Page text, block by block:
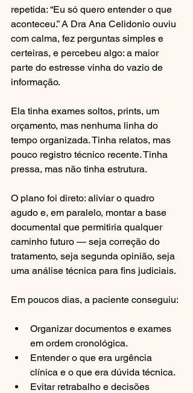
repetida: “Eu só quero entender o que
aconteceu.” A Dra Ana Celidonio ouviu
com calma, fez perguntas simples e
certeiras, e percebeu algo: a maior
parte do estresse vinha do vazio de
informação.
Ela tinha exames soltos, prints, um
orçamento, mas nenhuma linha do
tempo organizada. Tinha relatos, mas
pouco registro técnico recente. Tinha
pressa, mas não tinha estrutura.
O plano foi direto: aliviar o quadro
agudo e, em paralelo, montar a base
documental que permitiria qualquer
caminho futuro — seja correção do
tratamento, seja segunda opinião, seja
uma análise técnica para fins judiciais.
Em poucos dias, a paciente conseguiu:
Organizar documentos e exames
em ordem cronológica.
Entender o que era urgência
clínica e o que era dúvida técnica.
Evitar retrabalho e decisões